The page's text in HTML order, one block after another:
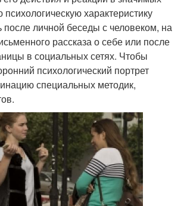
психологическую характеристику
после личной беседы с человеком, на
рассказа о себе или после
в социальных сетях. Чтобы
психологический портрет
специальных методик,